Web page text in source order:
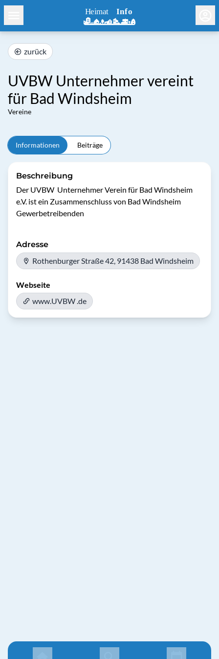
zurück
UVBW Unternehmer vereint
für Bad Windsheim
Vereine
Informationen Beiträge
Beschreibung
Der UVBW  Unternehmer Verein für Bad Windsheim
e.V. ist ein Zusammenschluss von Bad Windsheim
Gewerbetreibenden
Adresse
Rothenburger Straße 42, 91438 Bad Windsheim
Webseite
www.UVBW .de